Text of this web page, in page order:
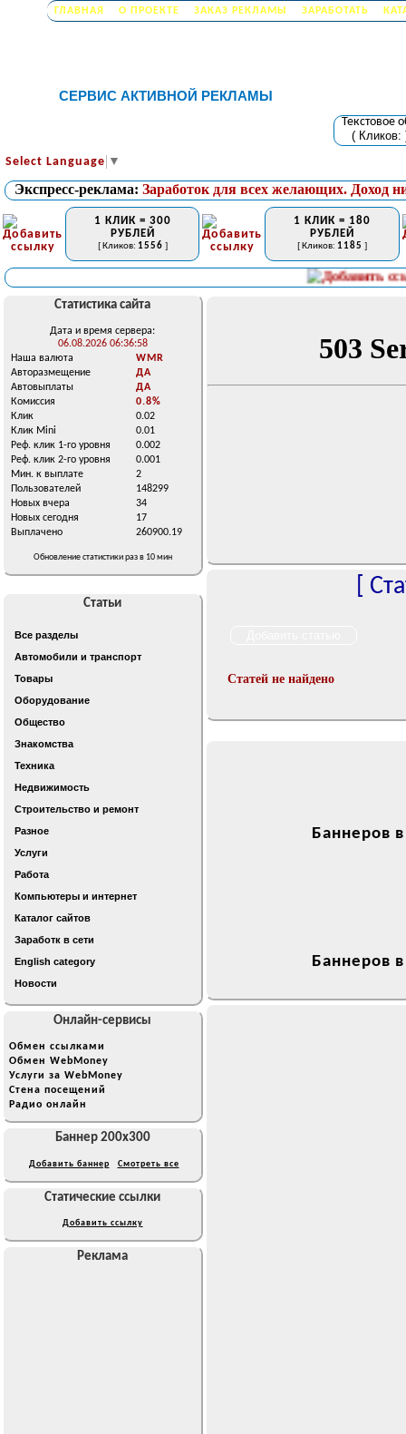
ГЛАВНАЯ О ПРОЕКТЕ ЗАКАЗ РЕКЛАМЫ ЗАРАБОТАТЬ
СЕРВИС АКТИВНОЙ РЕКЛАМЫ
Select Language ▼
Текстовое
( Кликов:
Экспресс-реклама: Заработок для всех желающих. Доход
1 КЛИК = 300
РУБЛЕЙ
[ Кликов: 1556 ]
1 КЛИК = 180
РУБЛЕЙ
[ Кликов: 1185 ]
Статистика сайта
Дата и время сервера:
06.08.2026 06:36:58
Наша валюта
WMR
Авторазмещение
ДА
Автовыплаты
ДА
Комиссия
0.8%
Клик
0.02
Клик Mini
0.01
Реф. клик 1-го уровня
0.002
Реф. клик 2-го уровня
0.001
Мин. к выплате
2
Пользователей
148299
Новых вчера
34
Новых сегодня
17
Выплачено
260900.19
Обновление статистики раз в 10 мин
Статьи
Все разделы
Автомобили и транспорт
Товары
Оборудование
Общество
Знакомства
Техника
Недвижимость
Строительство и ремонт
Разное
Услуги
Работа
Компьютеры и интернет
Каталог сайтов
Заработк в сети
English category
Новости
Онлайн-сервисы
Обмен ссылками
Обмен WebMoney
Услуги за WebMoney
Стена посещений
Радио онлайн
Баннер 200x300
Добавить баннер Смотреть все
Статические ссылки
Добавить ссылку
Реклама
Статей не найдено
Баннеров
Баннеров